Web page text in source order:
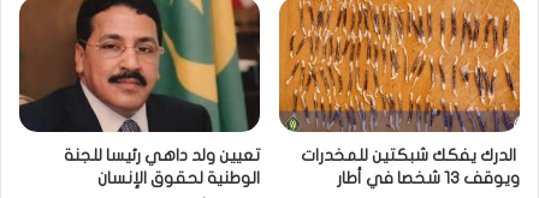
الدرك يفكك شبكتين للمخدرات
ويوقف 13 شخصا في أطار
تعيين ولد داهي رئيسا للجنة
الوطنية لحقوق الإنسان